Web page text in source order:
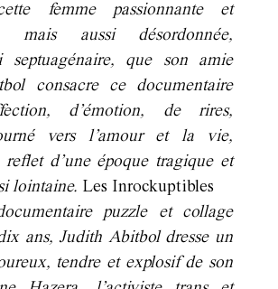
femme passionnante et
mais aussi désordonnée,
septuagénaire, que son amie
consacre ce documentaire
d’émotion, de rires,
vers l’amour et la vie,
d’une époque tragique et
lointaine. Les Inrockuptibles
puzzle et collage
ans, Judith Abitbol dresse un
tendre et explosif de son